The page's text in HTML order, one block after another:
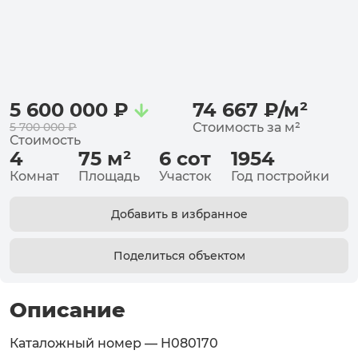
5 600 000 ₽
5 700 000 ₽
Стоимость
74 667 ₽/м²
Стоимость за м²
4
Комнат
75 м²
Площадь
6 сот
Участок
1954
Год постройки
Добавить в избранное
Поделиться объектом
Описание
Каталожный номер — H080170